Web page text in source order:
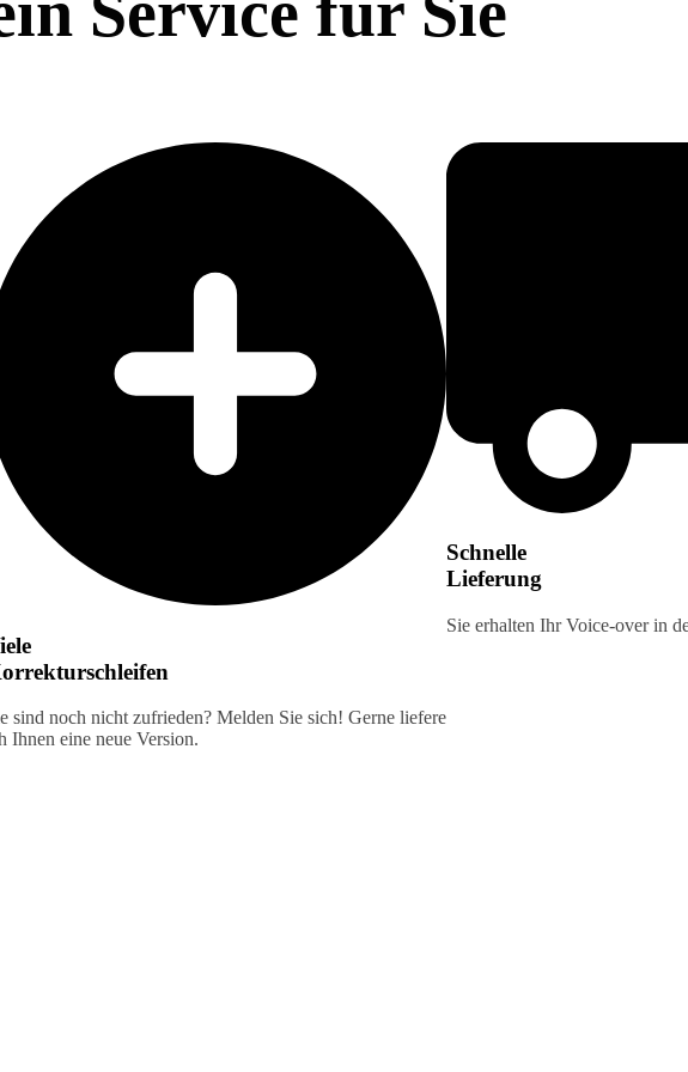
sind noch nicht zufrieden? Melden Sie sich! Gerne liefere
Ihnen eine neue Version.
Schnelle
Lieferung
Sie erhalten Ihr Voice-over in